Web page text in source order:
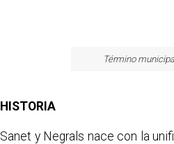
Término
HISTORIA
Sanet y Negrals nace con la